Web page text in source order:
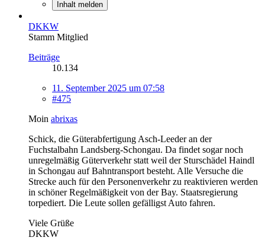
Inhalt melden
DKKW
Stamm Mitglied
Beiträge
10.134
11. September 2025 um 07:58
#475
Moin abrixas
Schick, die Güterabfertigung Asch-Leeder an der
Fuchstalbahn Landsberg-Schongau. Da findet sogar noch
unregelmäßig Güterverkehr statt weil der Sturschädel Haindl
in Schongau auf Bahntransport besteht. Alle Versuche die
Strecke auch für den Personenverkehr zu reaktivieren werden
in schöner Regelmäßigkeit von der Bay. Staatsregierung
torpediert. Die Leute sollen gefälligst Auto fahren.
Viele Grüße
DKKW